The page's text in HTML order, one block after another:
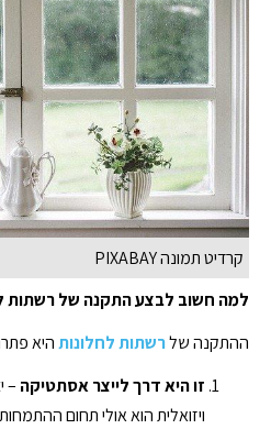
קרדיט תמונה PIXABAY
למה חשוב לבצע התקנה של רשתות
ההתקנה שלרשתות לחלונותהיא
זו היא דרך לייצר אסתטיקה –
ויזואלית הוא ‏אולי תחום